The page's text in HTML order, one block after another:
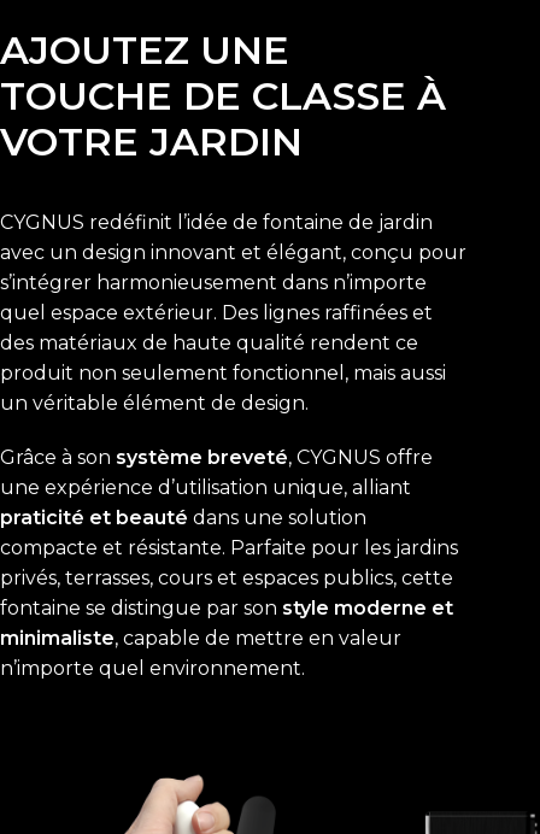
AJOUTEZ UNE
TOUCHE DE CLASSE À
VOTRE JARDIN
CYGNUS redéfinit l’idée de fontaine de jardin
avec un design innovant et élégant, conçu pour
s’intégrer harmonieusement dans n’importe
quel espace extérieur. Des lignes raffinées et
des matériaux de haute qualité rendent ce
produit non seulement fonctionnel, mais aussi
un véritable élément de design.
Grâce à son système breveté, CYGNUS offre
une expérience d’utilisation unique, alliant
praticité et beauté dans une solution
compacte et résistante. Parfaite pour les jardins
privés, terrasses, cours et espaces publics, cette
fontaine se distingue par son style moderne et
minimaliste, capable de mettre en valeur
n’importe quel environnement.